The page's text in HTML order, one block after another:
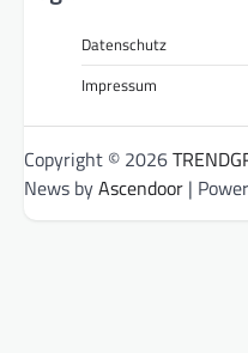
Datenschutz
Impressum
Copyright © 2026
News byAscendoor |